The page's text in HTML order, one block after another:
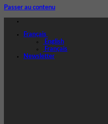
Passer au contenu
Français
English
Français
Newsletter